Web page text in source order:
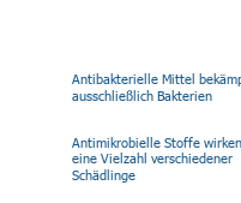
Antibakterielle Mittel
ausschließlich Bakterien
Antimikrobielle Stoffe
eine Vielzahl verschiedener
Schädlinge